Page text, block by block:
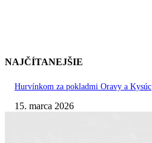
NAJČÍTANEJŠIE
Hurvínkom za pokladmi Oravy a Kysúc
15. marca 2026